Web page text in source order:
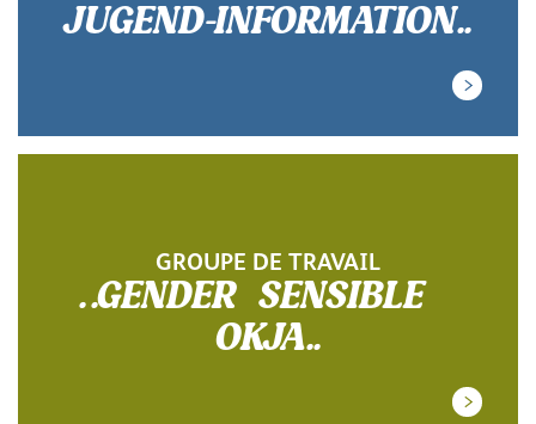
JUGEND-INFORMATION.
GROUPE DE TRAVAIL
.GENDER SENSIBLE
OKJA.